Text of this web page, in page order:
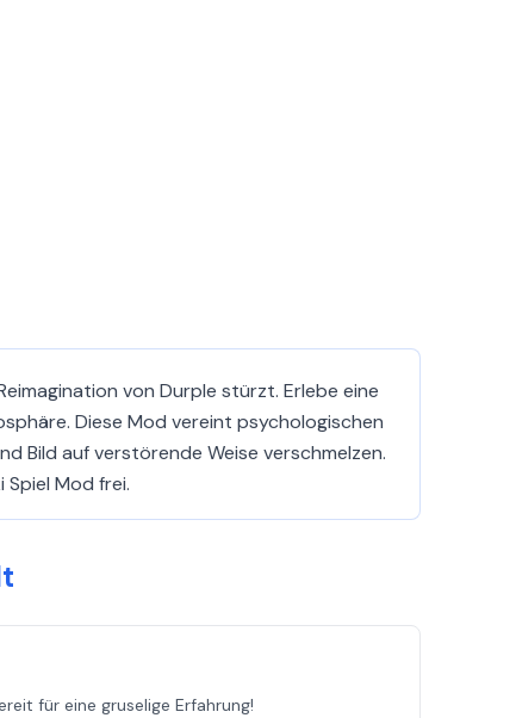
von Durple stürzt. Erlebe eine
Diese Mod vereint psychologischen
Bild auf verstörende Weise verschmelzen.
Mod frei.
für eine gruselige Erfahrung!